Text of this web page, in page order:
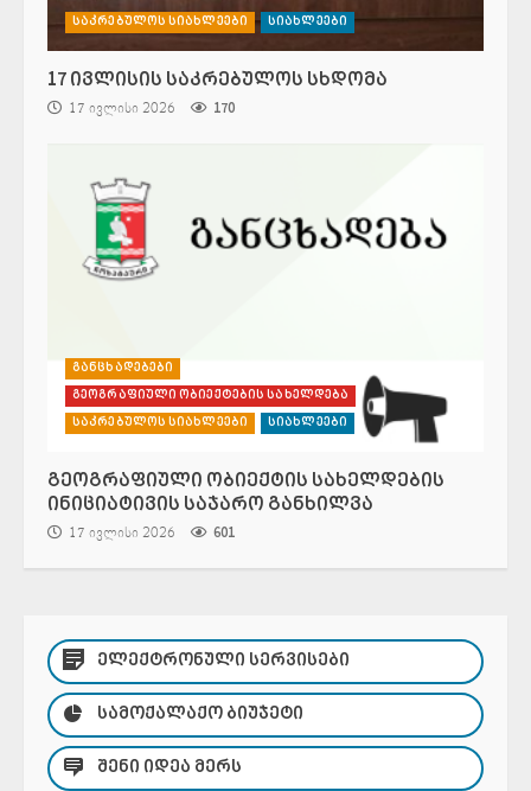
საკრებულოს სიახლეები სიახლეები
17 ივლისის საკრებულოს სხდომა
17 ივლისი 2026 170
განცხადებები
გეოგრაფიული ობიექტების სახელდება
საკრებულოს სიახლეები სიახლეები
გეოგრაფიული ობიექტის სახელდების
ინიციატივის საჯარო განხილვა
17 ივლისი 2026 601
ᲔᲚᲔᲥᲢᲠᲝᲜᲣᲚᲘ ᲡᲔᲠᲕᲘᲡᲔᲑᲘ
ᲡᲐᲛᲝᲥᲐᲚᲐᲥᲝ ᲑᲘᲣᲯᲔᲢᲘ
ᲨᲔᲜᲘ ᲘᲓᲔᲐ ᲛᲔᲠᲡ